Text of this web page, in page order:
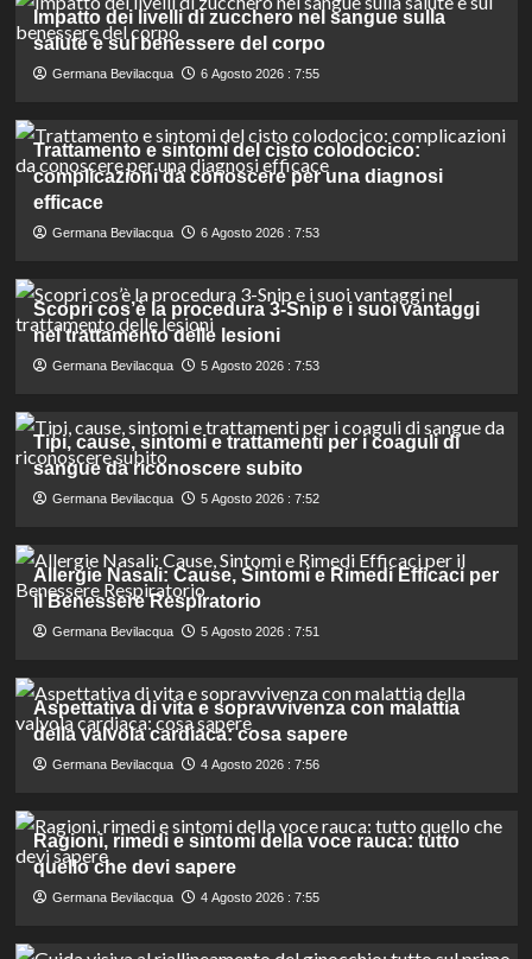
Impatto dei livelli di zucchero nel sangue sulla
salute e sul benessere del corpo
Germana Bevilacqua 6 Agosto 2026 : 7:55
Trattamento e sintomi del cisto colodocico:
complicazioni da conoscere per una diagnosi
efficace
Germana Bevilacqua 6 Agosto 2026 : 7:53
Scopri cos’è la procedura 3-Snip e i suoi vantaggi
nel trattamento delle lesioni
Germana Bevilacqua 5 Agosto 2026 : 7:53
Tipi, cause, sintomi e trattamenti per i coaguli di
sangue da riconoscere subito
Germana Bevilacqua 5 Agosto 2026 : 7:52
Allergie Nasali: Cause, Sintomi e Rimedi Efficaci per
il Benessere Respiratorio
Germana Bevilacqua 5 Agosto 2026 : 7:51
Aspettativa di vita e sopravvivenza con malattia
della valvola cardiaca: cosa sapere
Germana Bevilacqua 4 Agosto 2026 : 7:56
Ragioni, rimedi e sintomi della voce rauca: tutto
quello che devi sapere
Germana Bevilacqua 4 Agosto 2026 : 7:55